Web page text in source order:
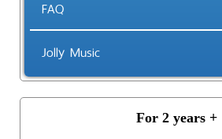
FAQ
Jolly Music
For 2 years +